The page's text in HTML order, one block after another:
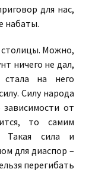
для нас,
набаты.
столицы. Можно,
ничего не дал,
на него
Силу народа
от
то самим
сила и
для диаспор –
перегибать